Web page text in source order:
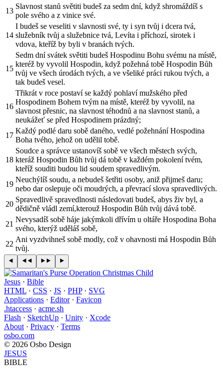
13
Slavnost stanů světiti budeš za sedm dní, když shromáždíš s
pole svého a z vinice své.
14
I budeš se veseliti v slavnosti své, ty i syn tvůj i dcera tvá,
služebník tvůj a služebnice tvá, Levíta i příchozí, sirotek i
vdova, kteříž by byli v branách tvých.
15
Sedm dní svátek světiti budeš Hospodinu Bohu svému na místě,
kteréž by vyvolil Hospodin, když požehná tobě Hospodin Bůh
tvůj ve všech úrodách tvých, a ve všeliké práci rukou tvých, a
tak budeš vesel.
16
Třikrát v roce postaví se každý pohlaví mužského před
Hospodinem Bohem tvým na místě, kteréž by vyvolil, na
slavnost přesnic, na slavnost téhodnů a na slavnost stanů, a
neukážeť se před Hospodinem prázdný;
17
Každý podlé daru sobě daného, vedlé požehnání Hospodina
Boha tvého, jehož on udělil tobě.
18
Soudce a správce ustanovíš sobě ve všech městech svých,
kteráž Hospodin Bůh tvůj dá tobě v každém pokolení tvém,
kteříž souditi budou lid soudem spravedlivým.
19
Neuchýlíš soudu, a nebudeš šetřiti osoby, aniž přijmeš daru;
nebo dar oslepuje oči moudrých, a převrací slova spravedlivých.
20
Spravedlivě spravedlnosti následovati budeš, abys živ byl, a
dědičně vládl zemí,kterouž Hospodin Bůh tvůj dává tobě.
21
Nevysadíš sobě háje jakýmkoli dřívím u oltáře Hospodina Boha
svého, kterýž uděláš sobě,
22
Ani vyzdvihneš sobě modly, což v ohavnosti má Hospodin Bůh
tvůj.
Jesus · Bible
HTML · CSS · JS · PHP· SVG
Applications · Editor· Favicon
.htaccess · acme.sh
Flash · SketchUp · Unity · Xcode
About · Privacy · Terms
osbo.com
© 2026 Osbo Design
JESUS
BIBLE